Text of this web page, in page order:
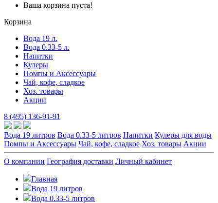
Ваша корзина пуста!
Корзина
Вода 19 л.
Вода 0.33-5 л.
Напитки
Кулеры
Помпы и Аксессуары
Чай, кофе, сладкое
Хоз. товары
Акции
8 (495) 136-91-91
Вода 19 литров Вода 0.33-5 литров Напитки Кулеры для воды
Помпы и Аксессуары Чай, кофе, сладкое Хоз. товары Акции
О компании География доставки Личный кабинет
Главная
Вода 19 литров
Вода 0.33-5 литров